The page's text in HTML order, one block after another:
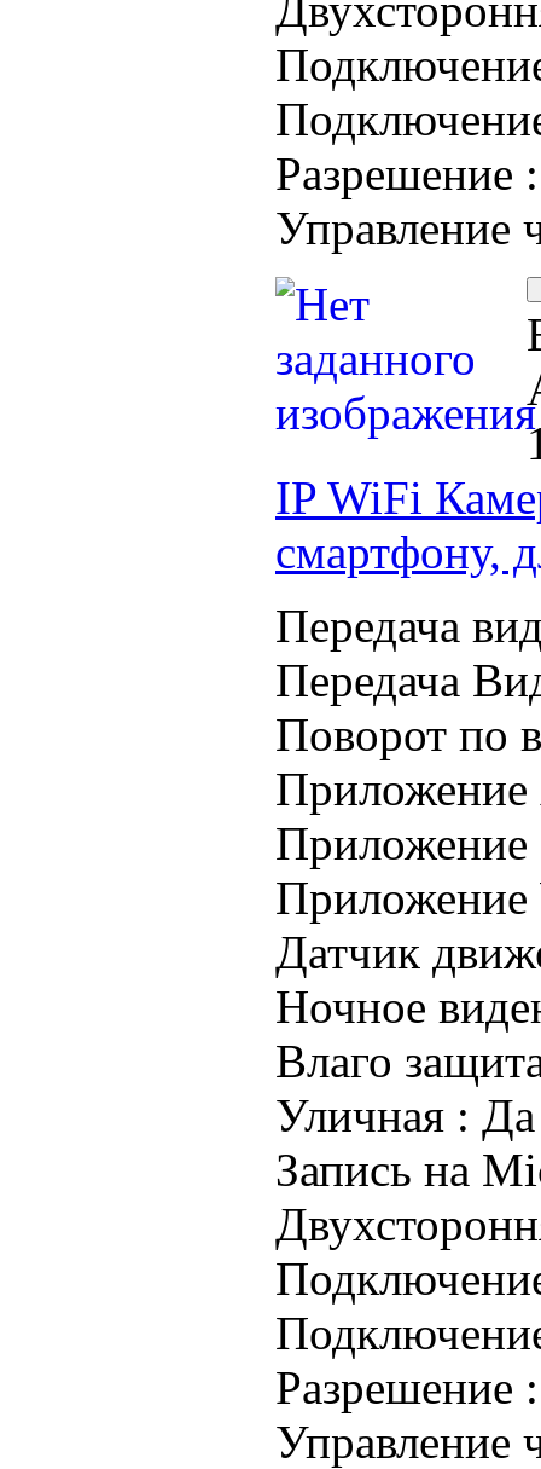
Разрешение
Управление
IP WiFi
смартфону,
Передача
Передача
Поворот по
Датчик
Ночное
Влаго
Уличная : Да
Запись на
Разрешение
Управление